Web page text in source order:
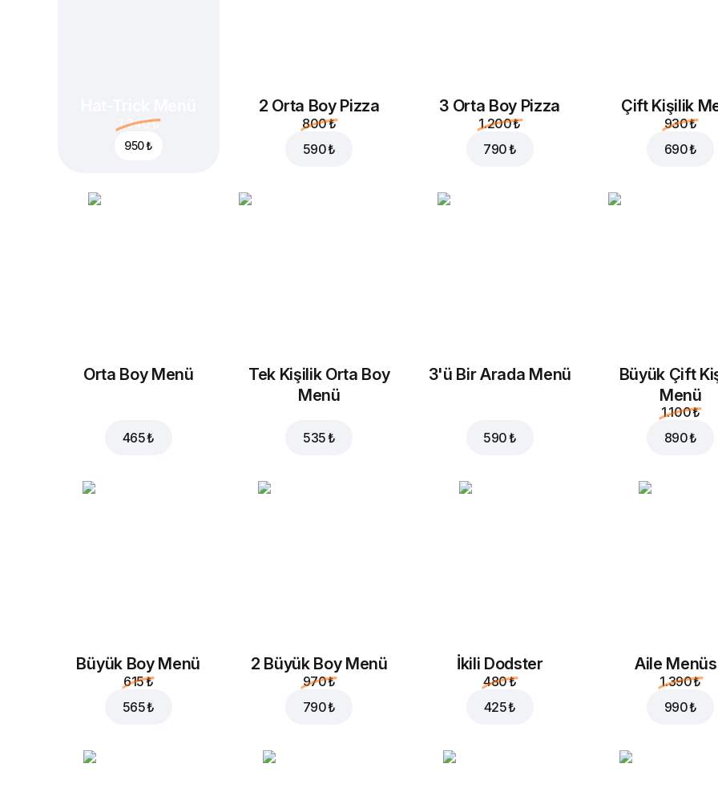
1.340 ₺
950 ₺
2 Orta Boy Pizza
800 ₺
590 ₺
3 Orta Boy Pizza
1.200 ₺
790 ₺
Çift Kişilik
930 ₺
690 ₺
Orta Boy Menü
465 ₺
Tek Kişilik Orta Boy
Menü
535 ₺
3'ü Bir Arada Menü
590 ₺
Büyük Çift
Menü
1.100 ₺
890 ₺
Büyük Boy Menü
615 ₺
565 ₺
2 Büyük Boy Menü
970 ₺
790 ₺
İkili Dodster
480 ₺
425 ₺
Aile
1.390 ₺
990 ₺